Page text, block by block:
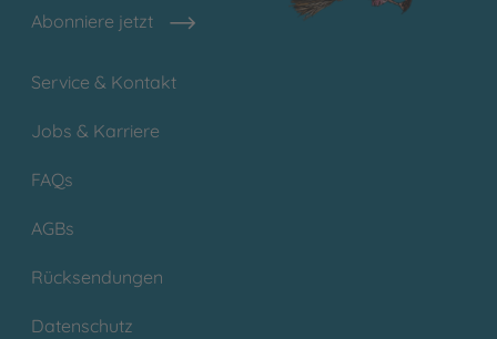
Abonniere jetzt
Service & Kontakt
Jobs & Karriere
FAQs
AGBs
Rücksendungen
Datenschutz